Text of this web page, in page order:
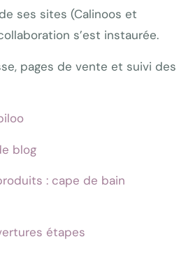
ses sites (Calinoos et
s’est instaurée.
pages de vente et suivi des
blog
: cape de bain
étapes